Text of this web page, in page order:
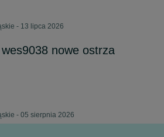
- 13 lipca 2026
nowe ostrza
- 05 sierpnia 2026